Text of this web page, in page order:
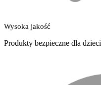
Wysoka jakość
Produkty bezpieczne dla dzieci